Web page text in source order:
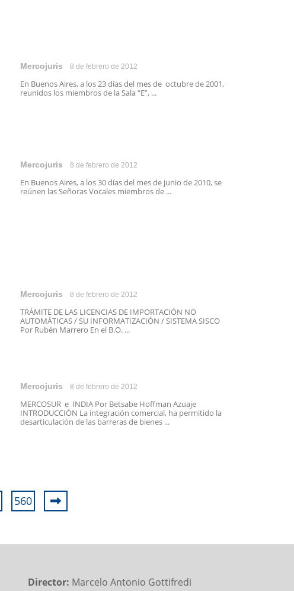
Mercojuris 8 de febrero de 2012
En Buenos Aires, a los 23 días del mes de octubre de 2001,
reunidos los miembros de la Sala “E”, ...
Mercojuris 8 de febrero de 2012
En Buenos Aires, a los 30 días del mes de junio de 2010, se
reúnen las Señoras Vocales miembros de ...
Mercojuris 8 de febrero de 2012
TRÁMITE DE LAS LICENCIAS DE IMPORTACIÓN NO
AUTOMÁTICAS / SU INFORMATIZACIÓN / SISTEMA SISCO
Por Rubén Marrero En el B.O. ...
Mercojuris 8 de febrero de 2012
MERCOSUR e INDIA Por Betsabe Hoffman Azuaje
INTRODUCCIÓN La integración comercial, ha permitido la
desarticulación de las barreras de bienes ...
560
Director: Marcelo Antonio Gottifredi